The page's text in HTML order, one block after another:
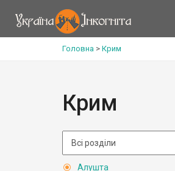
Головна > Крим
Крим
Алушта